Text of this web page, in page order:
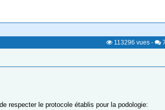
113296 vues -
respecter le protocole établis pour la podologie: